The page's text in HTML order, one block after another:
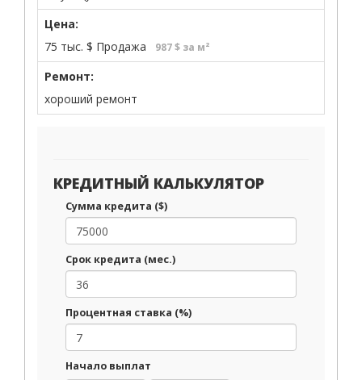
Цена:
75 тыс. $ Продажа 987 $ за м²
Ремонт:
хороший ремонт
КРЕДИТНЫЙ КАЛЬКУЛЯТОР
Сумма кредита ($)
Срок кредита (мес.)
Процентная ставка (%)
Начало выплат